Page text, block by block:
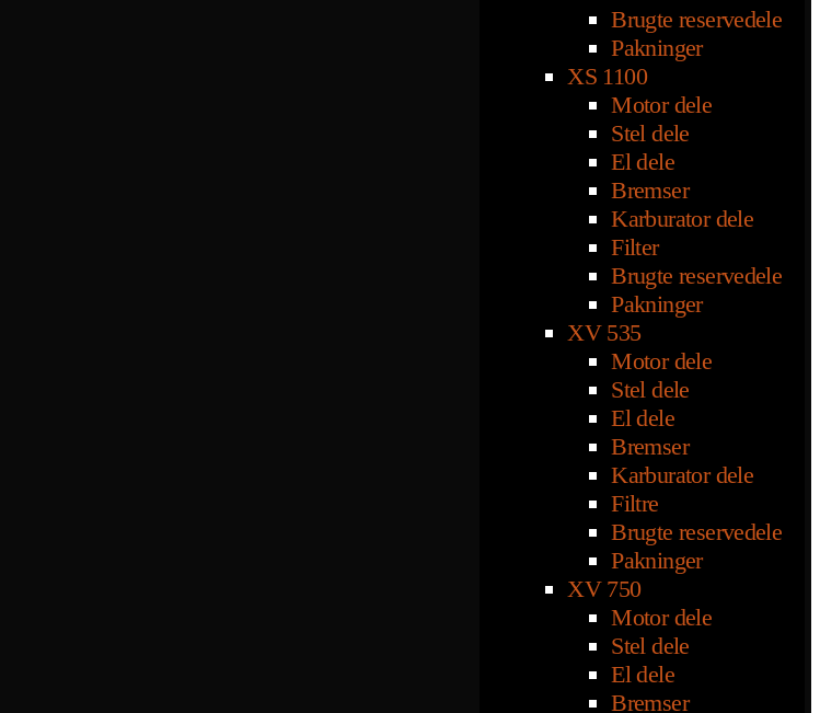
Brugte reservedele
Pakninger
XS 1100
Motor dele
Stel dele
El dele
Bremser
Karburator dele
Filter
Brugte reservedele
Pakninger
XV 535
Motor dele
Stel dele
El dele
Bremser
Karburator dele
Filtre
Brugte reservedele
Pakninger
XV 750
Motor dele
Stel dele
El dele
Bremser